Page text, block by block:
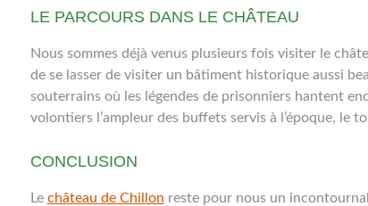
LE PARCOURS DANS LE CHÂTEAU
Nous sommes déjà venus plusieurs fois visiter le
de se lasser de visiter un bâtiment historique aussi
souterrains où les légendes de prisonniers hantent
volontiers l’ampleur des buffets servis à l’époque, le
CONCLUSION
Le château de Chillon reste pour nous un